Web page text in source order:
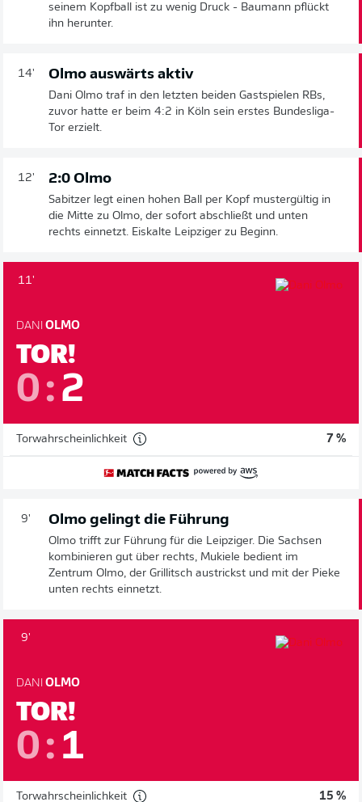
seinem Kopfball ist zu wenig Druck - Baumann pflückt
ihn herunter.
14' Olmo auswärts aktiv
Dani Olmo traf in den letzten beiden Gastspielen RBs,
zuvor hatte er beim 4:2 in Köln sein erstes Bundesliga-
Tor erzielt.
12' 2:0 Olmo
Sabitzer legt einen hohen Ball per Kopf mustergültig in
die Mitte zu Olmo, der sofort abschließt und unten
rechts einnetzt. Eiskalte Leipziger zu Beginn.
11'
DANI OLMO
TOR!
0 : 2
Torwahrscheinlichkeit 7 %
9' Olmo gelingt die Führung
Olmo trifft zur Führung für die Leipziger. Die Sachsen
kombinieren gut über rechts, Mukiele bedient im
Zentrum Olmo, der Grillitsch austrickst und mit der Pieke
unten rechts einnetzt.
9'
DANI OLMO
TOR!
0 : 1
Torwahrscheinlichkeit 15 %